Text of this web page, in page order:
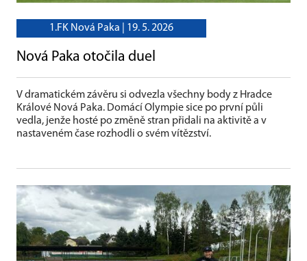
1.FK Nová Paka | 19. 5. 2026
Nová Paka otočila duel
V dramatickém závěru si odvezla všechny body z Hradce
Králové Nová Paka. Domácí Olympie sice po první půli
vedla, jenže hosté po změně stran přidali na aktivitě a v
nastaveném čase rozhodli o svém vítězství.